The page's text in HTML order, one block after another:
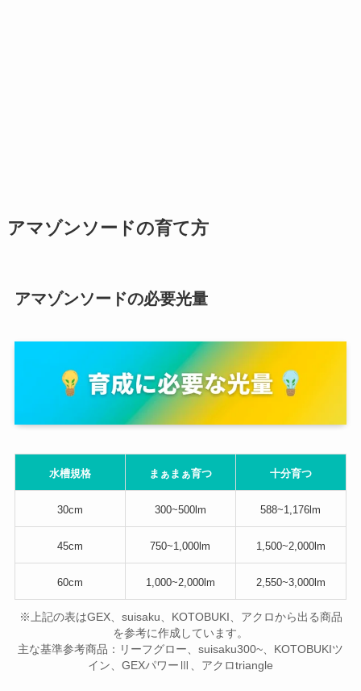
アマゾンソードの育て方
アマゾンソードの必要光量
水槽規格 まぁまぁ育つ 十分育つ
30cm 300~500lm 588~1,176lm
45cm 750~1,000lm 1,500~2,000lm
60cm 1,000~2,000lm 2,550~3,000lm
※上記の表はGEX、suisaku、KOTOBUKI、アクロから出る商品
を参考に作成しています。
主な基準参考商品：リーフグロー、suisaku300~、KOTOBUKIツ
イン、GEXパワーⅢ、アクロtriangle